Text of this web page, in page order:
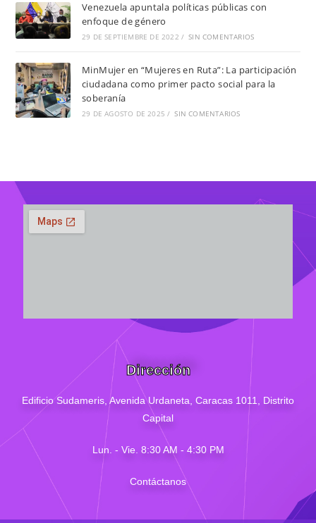
Venezuela apuntala políticas públicas con
enfoque de género
29 DE SEPTIEMBRE DE 2022 / SIN COMENTARIOS
MinMujer en “Mujeres en Ruta”: La participación
ciudadana como primer pacto social para la
soberanía
29 DE AGOSTO DE 2025 / SIN COMENTARIOS
Dirección
Edificio Sudameris, Avenida Urdaneta, Caracas 1011, Distrito
Capital
Lun. - Vie. 8:30 AM - 4:30 PM
Contáctanos